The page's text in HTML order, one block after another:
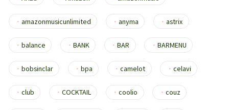
・ amazonmusicunlimited ・ anyma ・ astrix
・ balance ・BANK ・BAR ・ BARMENU
・ bobsinclar ・bpa ・camelot ・ celavi
・ club ・COCKTAIL ・coolio ・ couz